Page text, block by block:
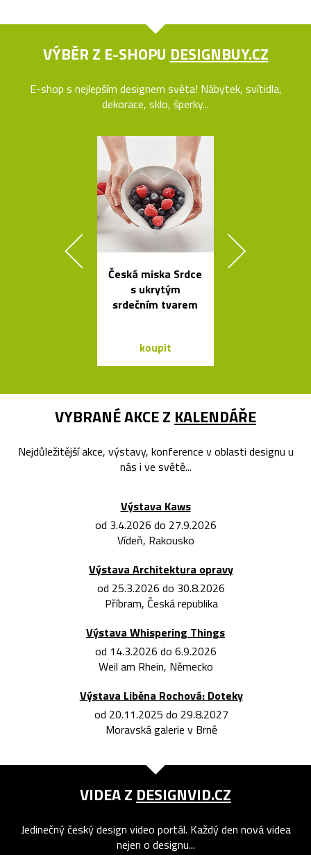
VÝBĚR Z E-SHOPU DESIGNBUY.CZ
E-shop s nejlepším designem světa! Nábytek, svítidla,
dekorace, sklo, šperky...
Česká miska Srdce
s ukrytým
srdečním tvarem
koupit
VYBRANÉ AKCE Z KALENDÁŘE
Nejdůležitější akce, výstavy, konference v oblasti designu u
nás i ve světě...
Výstava Kaws
od 3.4.2026 do 27.9.2026
Vídeň, Rakousko
Výstava Architektura opravy
od 25.3.2026 do 30.8.2026
Příbram, Česká republika
Výstava Whispering Things
od 14.3.2026 do 6.9.2026
Weil am Rhein, Německo
Výstava Liběna Rochová: Doteky
od 20.11.2025 do 29.8.2027
Moravská galerie v Brně
VIDEA Z DESIGNVID.CZ
Jedinečný český design video portál. Každý den nová videa
nejen o designu...